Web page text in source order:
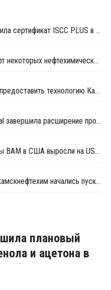
Dow-Mitsui Polychemicals получила сертификат ISCC PLUS в Японии
Китай введет пошлины на импорт некоторых нефтехимических продуктов из Тайваня
Sumitomo Chemical отказались предоставить технологию Казаньоргсинтезу для производства сэвилена
Sinopec Chongqing SVW Chemical завершила расширение производства сополимеров этилена винилацетата в Китае
Сентябрьские контрактные цены ВAM в США выросли на USD44 за тонну
На новом производстве Нижнекамскнефтехим начались пуско-наладочные работы
плановый
и ацетона в